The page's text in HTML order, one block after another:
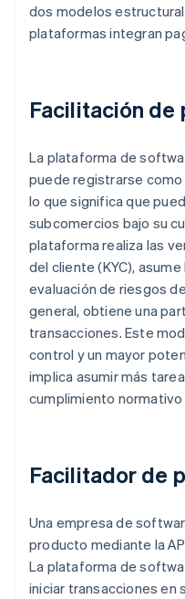
dos modelos
plataformas integran
Facilitación de
La plataforma de
puede registrarse
lo que significa que
subcomercios bajo su
plataforma realiza las
del cliente (KYC),
evaluación de riesgos
general, obtiene una
transacciones. Este
control y un mayor
implica asumir más
cumplimiento
Facilitador de
Una empresa de
producto mediante la
La plataforma de
iniciar transacciones en